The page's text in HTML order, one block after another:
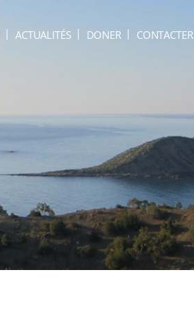
ACTUALITÉS DONER CONTACTER